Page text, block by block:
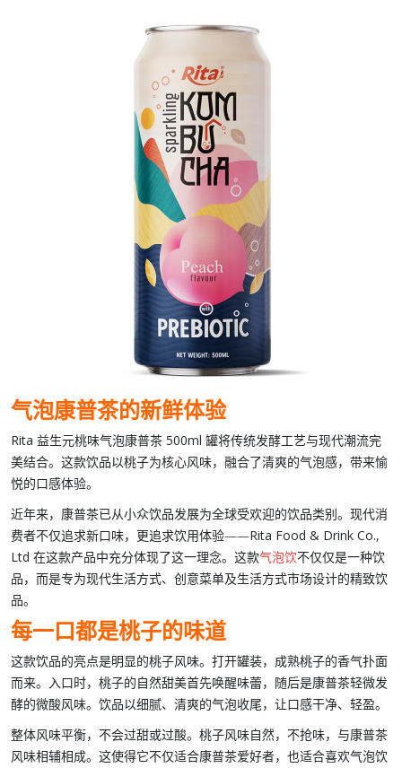
气泡康普茶的新鲜体验
Rita 益生元桃味气泡康普茶 500ml 罐将传统发酵工艺与现代潮流完
美结合。这款饮品以桃子为核心风味，融合了清爽的气泡感，带来愉
悦的口感体验。
近年来， 康普茶已从小众饮品发展为全球受欢迎的饮品类别。现代消
费者不仅追求新口味，更追求饮用体验——Rita Food & Drink Co.,
Ltd 在这款产品中充分体现了这一理念。这款气泡饮不仅仅是一种饮
品，而是专为现代生活方式、创意菜单及生活方式市场设计的精致饮
品。
每一口都是桃子的味道
这款饮品的亮点是明显的桃子风味。打开罐装，成熟桃子的香气扑面
而来。入口时， 桃子的自然甜美首先唤醒味蕾，随后是康普茶轻微发
酵的微酸风味。饮品以细腻、清爽的气泡收尾，让口感干净、轻盈。
整体风味平衡，不会过甜或过酸。桃子风味自然，不抢味，与康普茶
风味相辅相成。这使得它不仅适合康普茶爱好者，也适合喜欢气泡饮